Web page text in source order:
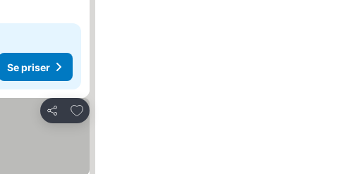
Se priser
Del
Føj til favoritter